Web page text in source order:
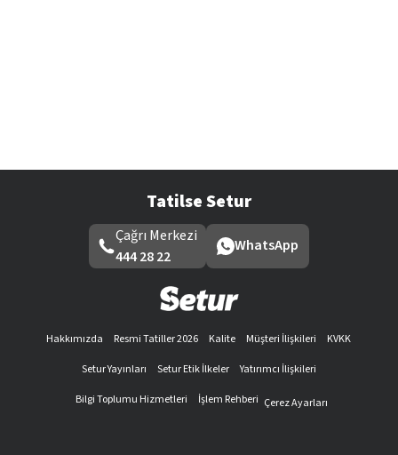
Tatilse Setur
Çağrı Merkezi
444 28 22
WhatsApp
Hakkımızda Resmi Tatiller 2026 Kalite Müşteri İlişkileri
KVKK
Setur Yayınları
Setur Etik İlkeler
Yatırımcı İlişkileri
Bilgi Toplumu Hizmetleri
İşlem Rehberi Çerez Ayarları